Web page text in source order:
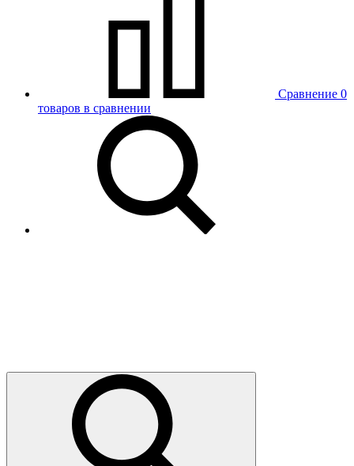
Сравнение 0
товаров в сравнении